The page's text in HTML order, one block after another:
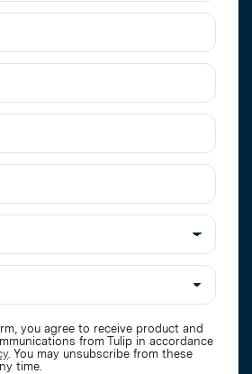
you agree to receive product and
from Tulip in accordance
. You may unsubscribe from these
time.